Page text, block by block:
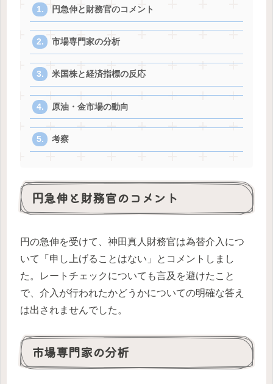
円急伸と財務官のコメント
市場専門家の分析
米国株と経済指標の反応
原油・金市場の動向
考察
円急伸と財務官のコメント
円の急伸を受けて、神田真人財務官は為替介入につ
いて「申し上げることはない」とコメントしまし
た。レートチェックについても言及を避けたこと
で、介入が行われたかどうかについての明確な答え
は出されませんでした。
市場専門家の分析